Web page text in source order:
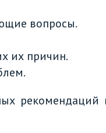
вопросы.
их причин.
рекомендаций